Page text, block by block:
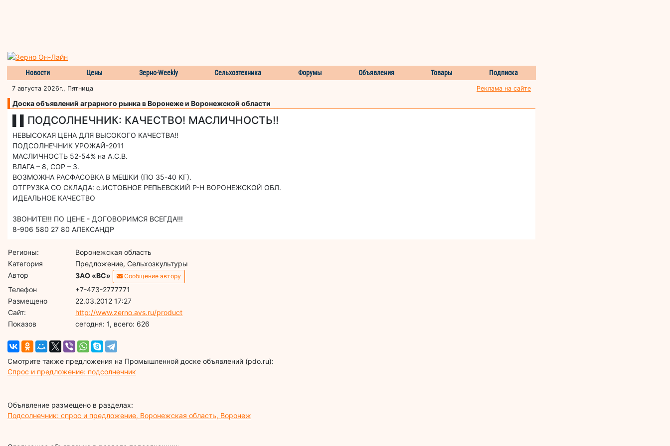
Новости Цены Зерно-Weekly Сельхозтехника Форумы Объявления Товары Подписка
7 августа 2026г., Пятница Реклама на сайте
Доска объявлений аграрного рынка в Воронеже и Воронежской области
▌▌ПОДСОЛНЕЧНИК: КАЧЕСТВО! МАСЛИЧНОСТЬ!!
НЕВЫСОКАЯ ЦЕНА ДЛЯ ВЫСОКОГО КАЧЕСТВА!!
ПОДСОЛНЕЧНИК УРОЖАЙ-2011
МАСЛИЧНОСТЬ 52-54% на А.С.В.
ВЛАГА – 8, СОР – 3.
ВОЗМОЖНА РАСФАСОВКА В МЕШКИ (ПО 35-40 КГ).
ОТГРУЗКА СО СКЛАДА: с.ИСТОБНОЕ РЕПЬЕВСКИЙ Р-Н ВОРОНЕЖСКОЙ ОБЛ.
ИДЕАЛЬНОЕ КАЧЕСТВО
ЗВОНИТЕ!!! ПО ЦЕНЕ - ДОГОВОРИМСЯ ВСЕГДА!!!
8-906 580 27 80 АЛЕКСАНДР
Регионы:
Воронежская область
Категория
Предложение, Сельхозкультуры
Автор
ЗАО «ВС» Сообщение автору
Телефон
+7-473-2777771
Размещено
22.03.2012 17:27
Сайт:
http://www.zerno.avs.ru/product
Показов
cегодня: 1, всего: 626
Смотрите также предложения на Промышленной доске объявлений (pdo.ru):
Спрос и предложение: подсолнечник
Объявление размещено в разделах:
Подсолнечник: спрос и предложение, Воронежская область, Воронеж